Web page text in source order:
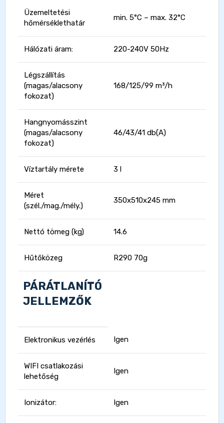
Üzemeltetési
hőmérséklethatár
min. 5°C – max. 32°C
Hálózati áram: 220-240V 50Hz
Légszállítás
(magas/alacsony
fokozat)
168/125/99 m³/h
Hangnyomásszint
(magas/alacsony
fokozat)
46/43/41 db(A)
Víztartály mérete 3 l
Méret
(szél./mag./mély.)
350x510x245 mm
Nettó tömeg (kg) 14.6
Hűtőközeg R290 70g
PÁRÁTLANÍTÓ
JELLEMZŐK
Elektronikus vezérlés Igen
WIFI csatlakozási
lehetőség
Igen
Ionizátor: Igen